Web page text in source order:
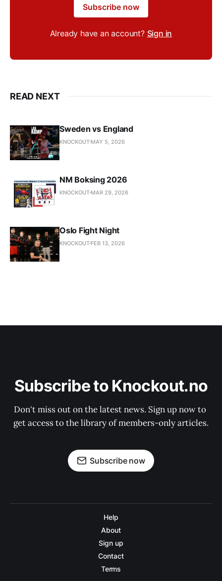
Subscribe now
Already have an account? Sign in
READ NEXT
Sweden vs England
KNOCKOUT MAY 5, 2026
NM Boksing 2026
KNOCKOUT MAR 29, 2026
Oslo Fight Night
KNOCKOUT FEB 13, 2026
Subscribe to Knockout.no
Don't miss out on the latest news. Sign up now to
get access to the library of members-only articles.
Subscribe now
Help
About
Sign up
Contact
Terms